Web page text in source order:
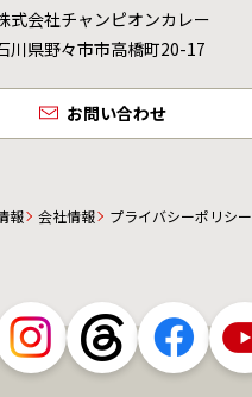
式会社チャンピオンカレー
川県野々市市高橋町20-17
お問い合わせ
報 会社情報 プライバシーポリシー